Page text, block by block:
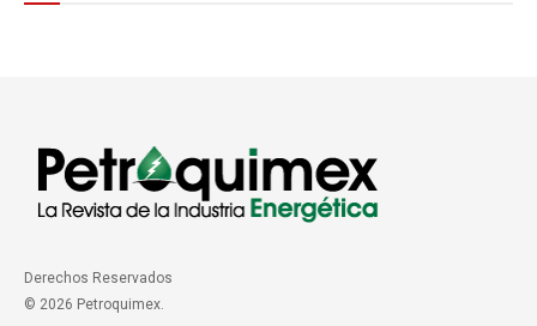
Derechos Reservados
© 2026 Petroquimex.